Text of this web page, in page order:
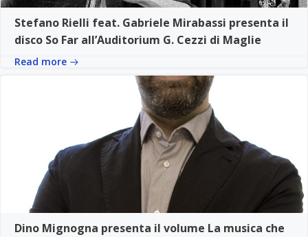
Stefano Rielli feat. Gabriele Mirabassi presenta il
disco So Far all’Auditorium G. Cezzi di Maglie
Read more
Dino Mignogna presenta il volume La musica che